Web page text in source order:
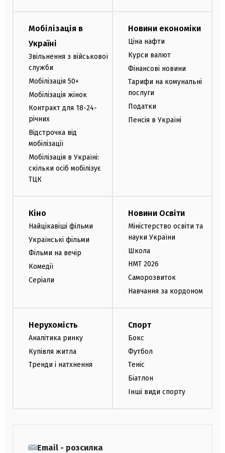
Мобілізація в
Україні
Звільнення з військової
служби
Мобілізація 50+
Мобілізація жінок
Контракт для 18-24-
річних
Відстрочка від
мобілізації
Мобілізація в Україні:
скільки осіб мобілізує
ТЦК
Новини економіки
Ціна нафти
Курси валют
Фінансові новини
Тарифи на комунальні
послуги
Податки
Пенсія в Україні
Кіно
Найцікавіші фільми
Українські фільми
Фільми на вечір
Комедії
Серіали
Новини Освіти
Міністерство освіти та
науки України
Школа
НМТ 2026
Саморозвиток
Навчання за кордоном
Нерухомість
Аналітика ринку
Купівля житла
Тренди і натхнення
Спорт
Бокс
Футбол
Теніс
Біатлон
Інші види спорту
Email - розсилка